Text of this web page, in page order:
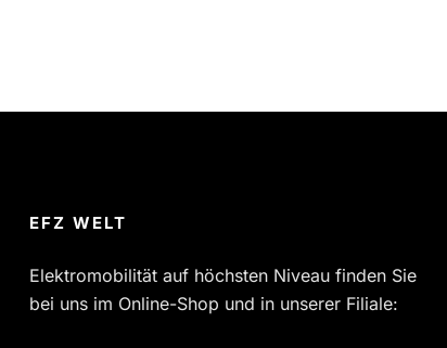
EFZ WELT
Elektromobilität auf höchsten Niveau finden Sie
bei uns im Online-Shop und in unserer Filiale: